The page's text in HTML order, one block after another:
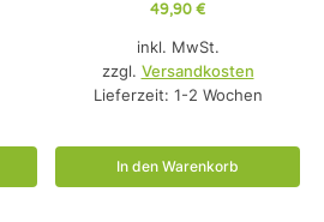
49,90 €
inkl. MwSt.
zzgl. Versandkosten
Lieferzeit: 1-2 Wochen
In den Warenkorb